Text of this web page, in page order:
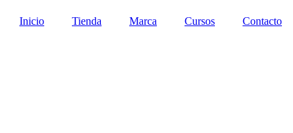
Inicio Tienda Marca Cursos Contacto